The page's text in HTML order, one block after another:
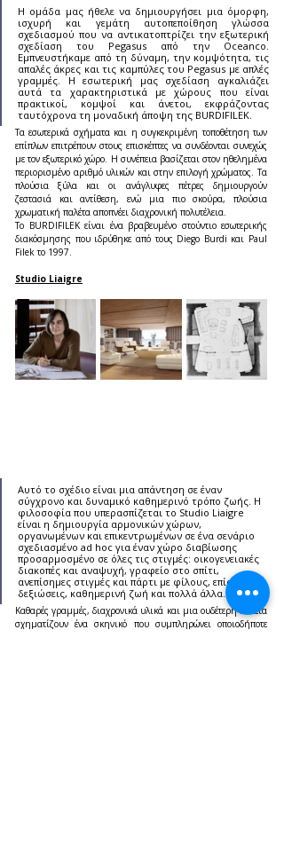
Η ομάδα μας ήθελε να δημιουργήσει μια όμορφη,
ισχυρή και γεμάτη αυτοπεποίθηση γλώσσα
σχεδιασμού που να αντικατοπτρίζει την εξωτερική
σχεδίαση του Pegasus από την Oceanco.
Εμπνευστήκαμε από τη δύναμη, την κομψότητα, τις
απαλές άκρες και τις καμπύλες του Pegasus με απλές
γραμμές. Η εσωτερική μας σχεδίαση αγκαλιάζει
αυτά τα χαρακτηριστικά με χώρους που είναι
πρακτικοί, κομψοί και άνετοι, εκφράζοντας
ταυτόχρονα τη μοναδική άποψη της BURDIFILEK.
Τα εσωτερικά σχήματα και η συγκεκριμένη τοποθέτηση των
επίπλων επιτρέπουν στους επισκέπτες να συνδέονται συνεχώς
με τον εξωτερικό χώρο. Η συνέπεια βασίζεται στον ηθελημένα
περιορισμένο αριθμό υλικών και στην επιλογή χρώματος. Τα
πλούσια ξύλα και οι ανάγλυφες πέτρες δημιουργούν
ζεστασιά και αντίθεση, ενώ μια πιο σκούρα, πλούσια
χρωματική παλέτα αποπνέει διαχρονική πολυτέλεια.
Το BURDIFILEK είναι ένα βραβευμένο στούντιο εσωτερικής
διακόσμησης που ιδρύθηκε από τους Diego Burdi και Paul
Filek το 1997.
Studio Liaigre
Αυτό το σχέδιο είναι μια απάντηση σε έναν
σύγχρονο και δυναμικό καθημερινό τρόπο ζωής. Η
φιλοσοφία που υπερασπίζεται το Studio Liaigre
είναι η δημιουργία αρμονικών χώρων,
οργανωμένων και επικεντρωμένων σε ένα σενάριο
σχεδιασμένο ad hoc για έναν χώρο διαβίωσης
προσαρμοσμένο σε όλες τις στιγμές: οικογενειακές
διακοπές και αναψυχή, γραφείο στο σπίτι,
ανεπίσημες στιγμές και πάρτι με φίλους, επίσημες
δεξιώσεις, καθημερινή ζωή και πολλά άλλα.
Καθαρές γραμμές, διαχρονικά υλικά και μια ουδέτερη παλέτα
σχηματίζουν ένα σκηνικό που συμπληρώνει οποιοδήποτε